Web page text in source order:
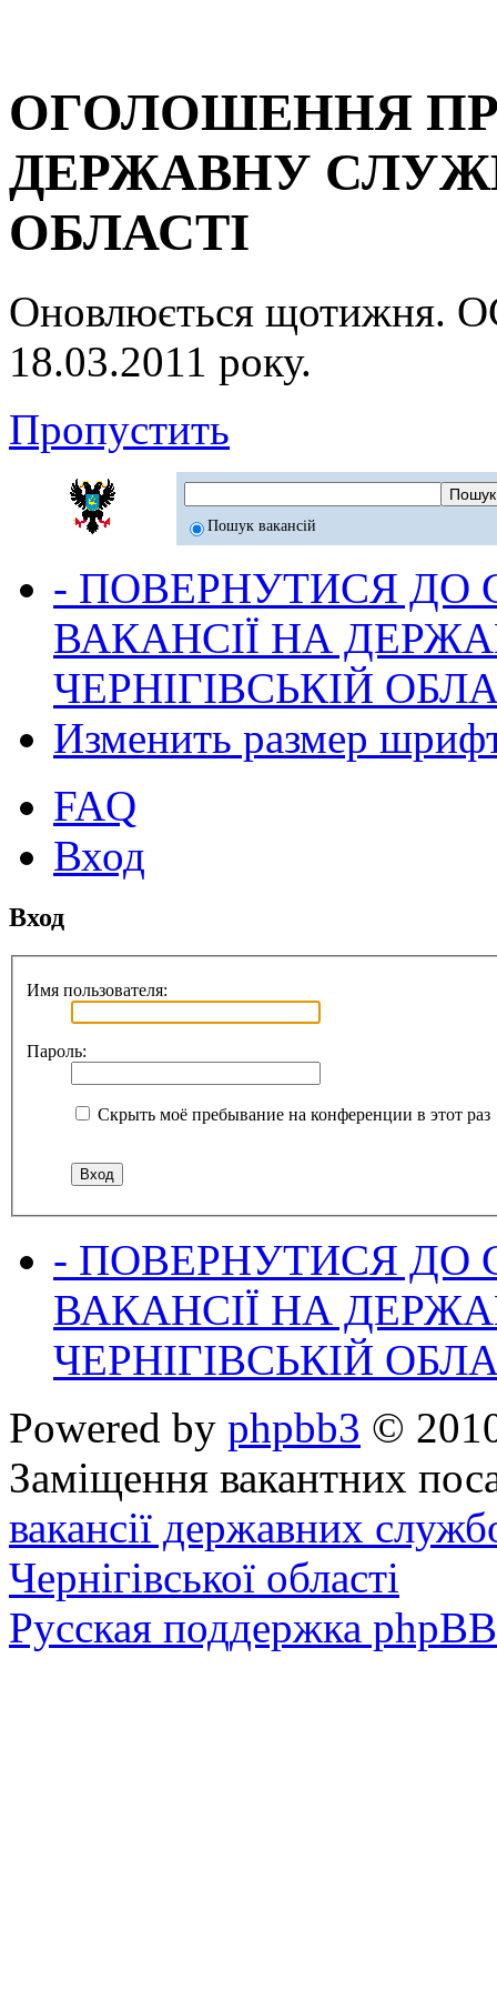
ОГОЛОШЕННЯ
ДЕРЖАВНУ
ОБЛАСТІ
Оновлюється
18.03.2011 року.
Пропустить
Пошук вакансій
- ПОВЕРНУТИСЯ ДО
ВАКАНСІЇ НА
ЧЕРНІГІВСЬКІЙ
Изменить размер
FAQ
Вход
Вход
Имя пользователя:
Пароль:
Скрыть моё пребывание на конференции в этот раз
- ПОВЕРНУТИСЯ ДО
ВАКАНСІЇ НА
ЧЕРНІГІВСЬКІЙ
Powered by phpbb3 ©
Заміщення вакантних
вакансії державних
Чернігівської області
Русская поддержка phpBB